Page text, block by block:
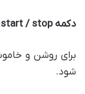
دکمهstart / stop:
برای روشن و
شود.